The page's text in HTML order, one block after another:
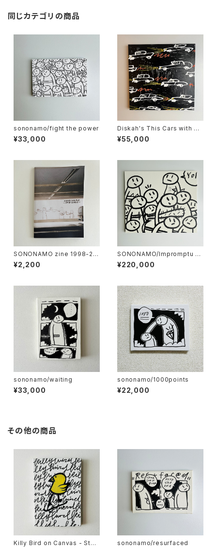
同じカテゴリの商品
sononamo/fight the power
¥33,000
Diskah's This Cars with So
nonamo
¥55,000
SONONAMO zine 1998-20
03
¥2,200
SONONAMO/Impromptu se
ries-Armed Crowds
¥220,000
sononamo/waiting
¥33,000
sononamo/1000points
¥22,000
その他の商品
Killy Bird on Canvas - Sten
sononamo/resurfaced